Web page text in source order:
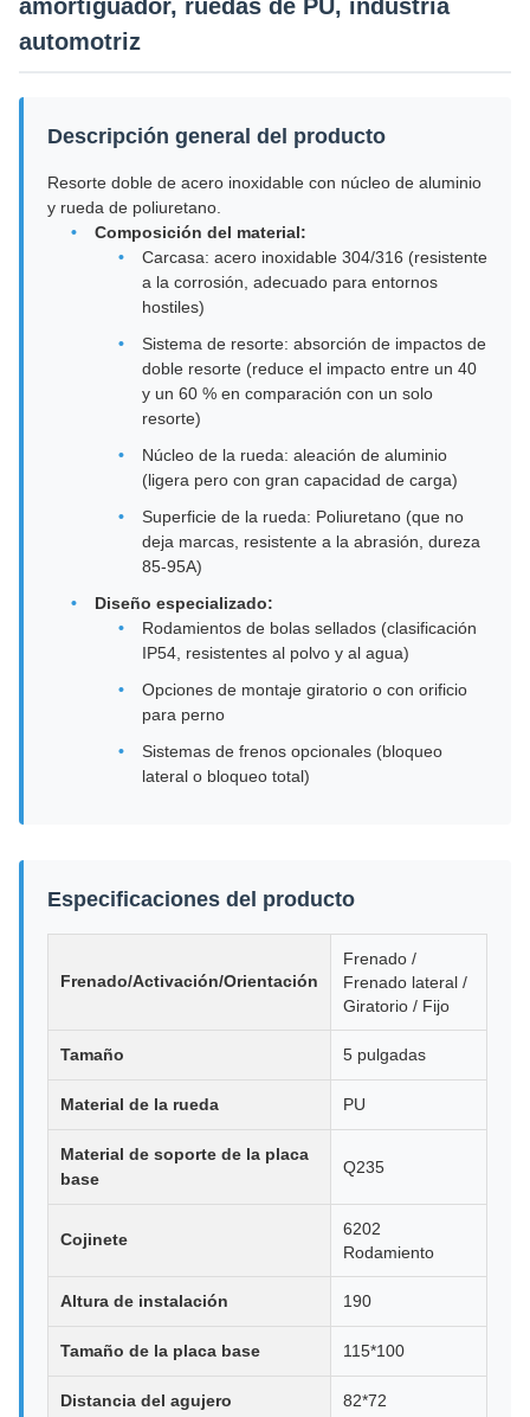
amortiguador, ruedas de PU, industria
automotriz
Descripción general del producto
Resorte doble de acero inoxidable con núcleo de aluminio
y rueda de poliuretano.
Composición del material:
Carcasa: acero inoxidable 304/316 (resistente
a la corrosión, adecuado para entornos
hostiles)
Sistema de resorte: absorción de impactos de
doble resorte (reduce el impacto entre un 40
y un 60 % en comparación con un solo
resorte)
Núcleo de la rueda: aleación de aluminio
(ligera pero con gran capacidad de carga)
Superficie de la rueda: Poliuretano (que no
deja marcas, resistente a la abrasión, dureza
85-95A)
Diseño especializado:
Rodamientos de bolas sellados (clasificación
IP54, resistentes al polvo y al agua)
Opciones de montaje giratorio o con orificio
para perno
Sistemas de frenos opcionales (bloqueo
lateral o bloqueo total)
Especificaciones del producto
Frenado/Activación/Orientación
Frenado /
Frenado lateral /
Giratorio / Fijo
Tamaño 5 pulgadas
Material de la rueda PU
Material de soporte de la placa
base
Q235
Cojinete
6202
Rodamiento
Altura de instalación 190
Tamaño de la placa base 115*100
Distancia del agujero 82*72